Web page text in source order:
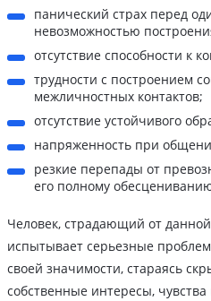
панический страх перед
невозможностью
отсутствие способности к
трудности с построением
межличностных контактов;
отсутствие устойчивого
напряженность при
резкие перепады от
его полному
Человек, страдающий от
испытывает серьезные
своей значимости, стараясь
собственные интересы,